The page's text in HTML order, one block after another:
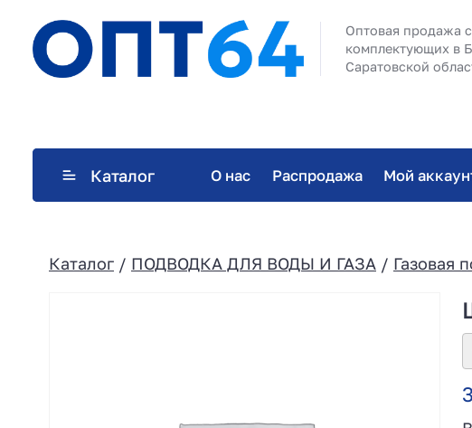
Оптовая продажа
комплектующих в
Саратовской
Каталог О нас Распродажа Мой
Каталог / ПОДВОДКА ДЛЯ ВОДЫ И ГАЗА / Газовая